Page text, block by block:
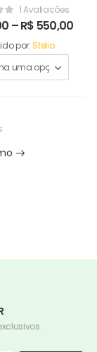
1 Avaliações
–R$ 550,00
por:Stelio